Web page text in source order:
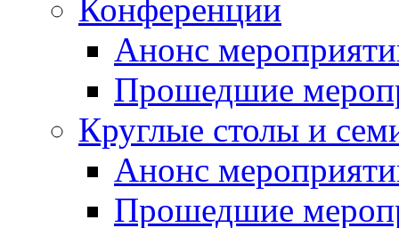
Конференции
Анонс
Прошедшие
Круглые столы и
Анонс
Прошедшие